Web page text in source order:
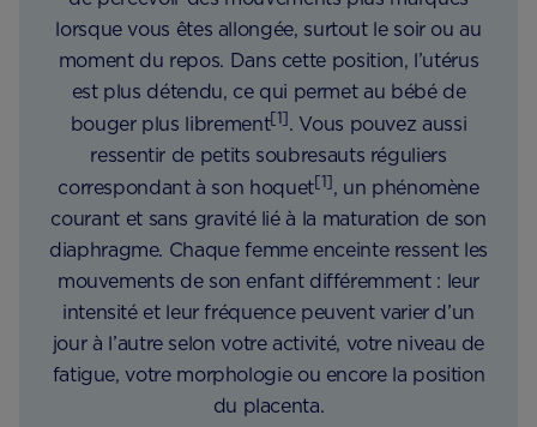
lorsque vous êtes allongée, surtout le soir ou au
moment du repos. Dans cette position, l’utérus
est plus détendu, ce qui permet au bébé de
bouger plus librement[1]. Vous pouvez aussi
ressentir de petits soubresauts réguliers
correspondant à son hoquet[1], un phénomène
courant et sans gravité lié à la maturation de son
diaphragme. Chaque femme enceinte ressent les
mouvements de son enfant différemment : leur
intensité et leur fréquence peuvent varier d’un
jour à l’autre selon votre activité, votre niveau de
fatigue, votre morphologie ou encore la position
du placenta.